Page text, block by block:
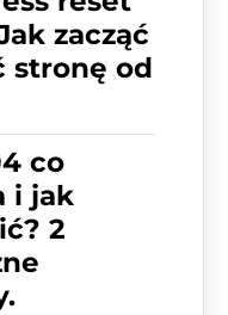
zacząć
stronę od
co
i jak
2